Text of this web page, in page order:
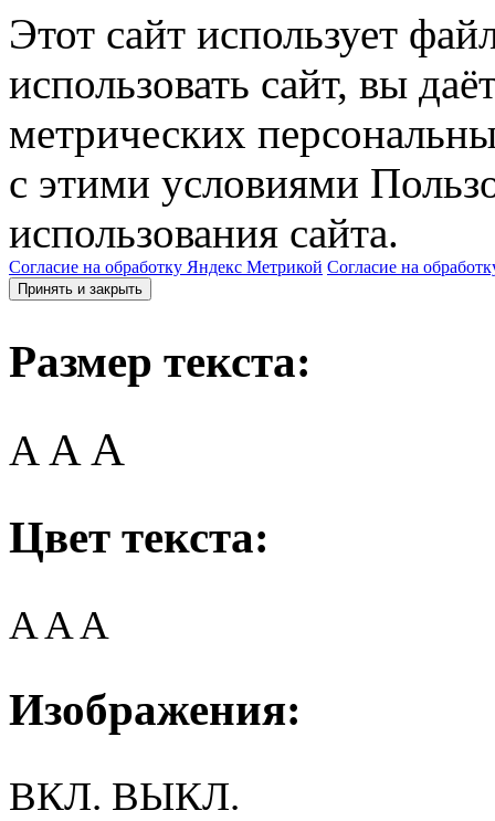
Этот сайт использует
использовать сайт, вы
метрических
с этими условиями
использования сайта.
Согласие на обработку Яндекс Метрикой Согласие на
Принять и закрыть
Размер текста:
A AA
Цвет текста:
AAA
Изображения:
ВКЛ. ВЫКЛ.